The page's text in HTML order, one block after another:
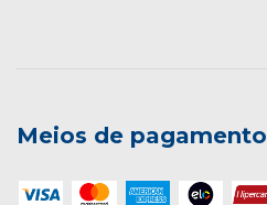
Meios de pagamento